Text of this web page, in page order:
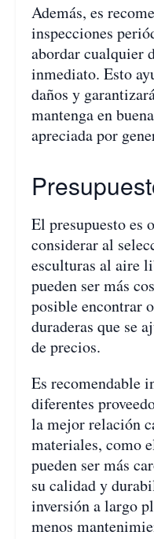
Además, es
inspecciones
abordar cualquier
inmediato. Esto
daños y
mantenga en
apreciada por
El presupuesto es
considerar al
esculturas al aire
pueden ser más
posible encontrar
duraderas que se
de precios.
Es recomendable
diferentes
la mejor relación
materiales, como
pueden ser más
su calidad y
inversión a largo
menos